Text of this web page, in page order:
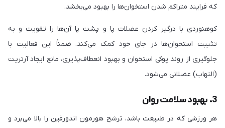
که فرایند متراکم شدن استخوان‌ها را بهبود می‌بخشد.
کوهنوردی با درگیر کردن عضلات پا و پشت پا آن‌ها را تقویت و به
تثبیت استخوان‌ها در جای خود کمک می‌کند. ضمناً این فعالیت با
جلوگیری از روند پوکی استخوان و بهبود انعطاف‌پذیری، مانع ایجاد آرتریت
(التهاب) عضلانی می‌شود.
3. بهبود سلامت روان
هر ورزشی که در طبیعت باشد، ترشح هورمون اندورفین را بالا می‌برد و